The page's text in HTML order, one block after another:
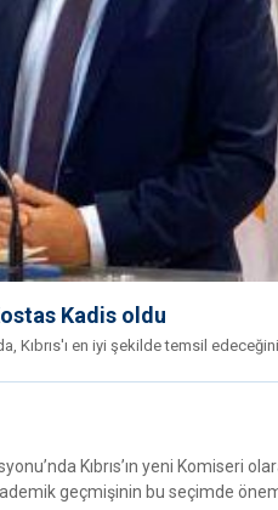
Kadis oldu
Kıbrıs'ı en iyi şekilde temsil
Kıbrıs’ın yeni Komiseri
geçmişinin bu seçimde